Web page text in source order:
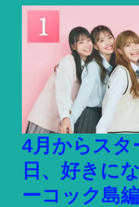
4月からスタ
日、好きに
ーコック島